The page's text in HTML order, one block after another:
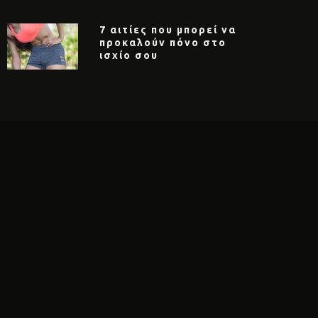
7 αιτίες που μπορεί να
προκαλούν πόνο στο
ισχίο σου